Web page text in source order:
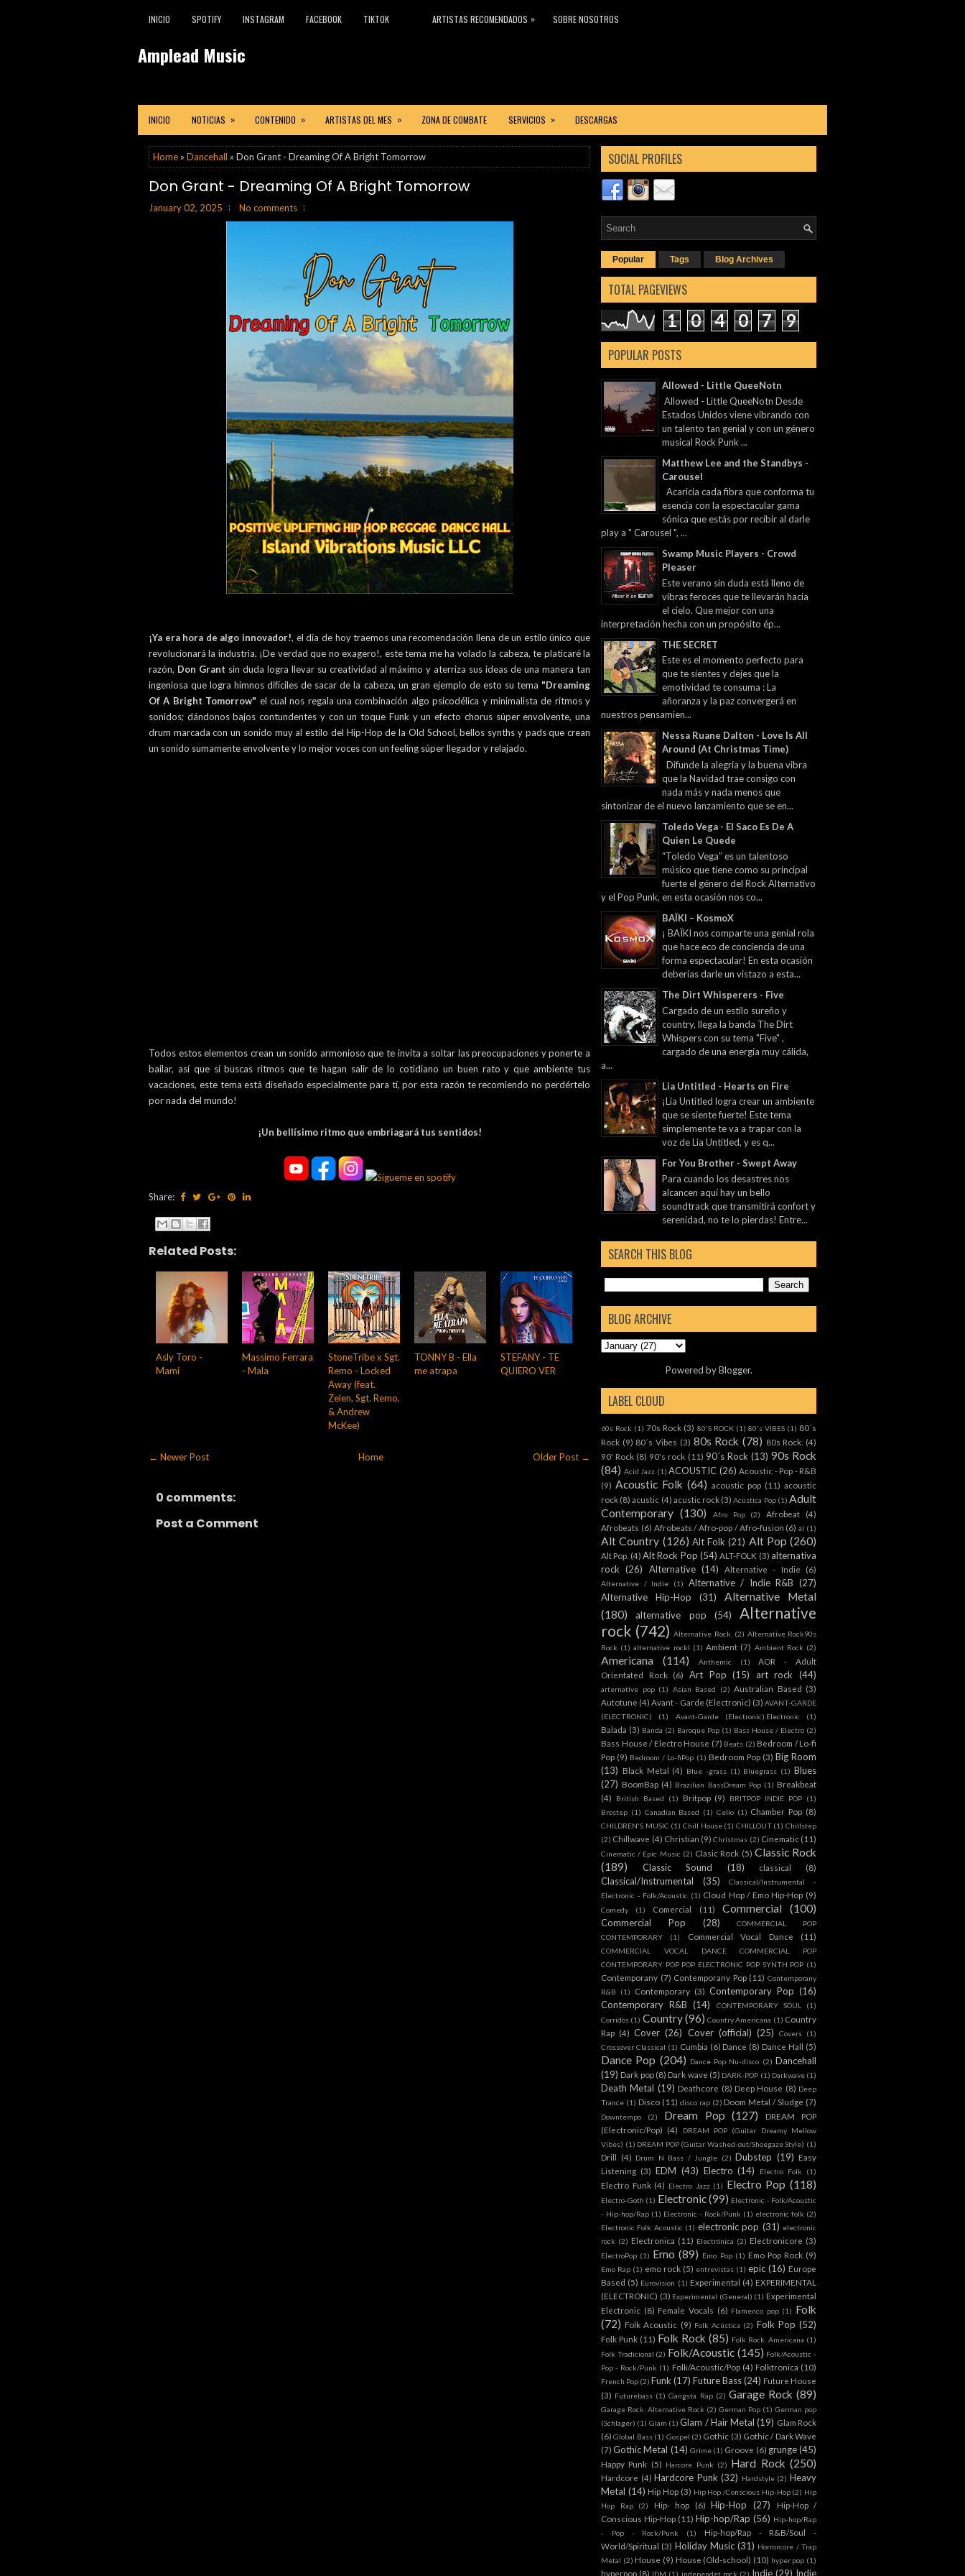
INICIO SPOTIFY INSTAGRAM FACEBOOK TIKTOK ARTISTAS RECOMENDADOS » SOBRE NOSOTROS
Amplead Music
INICIO NOTICIAS » CONTENIDO » ARTISTAS DEL MES » ZONA DE COMBATE SERVICIOS » DESCARGAS
Home » Dancehall » Don Grant - Dreaming Of A Bright Tomorrow
Don Grant - Dreaming Of A Bright Tomorrow
January 02, 2025 No comments
¡Ya era hora de algo innovador!, el día de hoy traemos una recomendación llena de un estilo único que
revolucionará la industria, ¡De verdad que no exagero!, este tema me ha volado la cabeza, te platicaré la
razón, Don Grant sin duda logra llevar su creatividad al máximo y aterriza sus ideas de una manera tan
ingeniosa que logra himnos difíciles de sacar de la cabeza, un gran ejemplo de esto su tema "Dreaming
Of A Bright Tomorrow" el cual nos regala una combinación algo psicodélica y minimalista de ritmos y
sonidos; dándonos bajos contundentes y con un toque Funk y un efecto chorus súper envolvente, una
drum marcada con un sonido muy al estilo del Hip-Hop de la Old School, bellos synths y pads que crean
un sonido sumamente envolvente y lo mejor voces con un feeling súper llegador y relajado.
Todos estos elementos crean un sonido armonioso que te invita a soltar las preocupaciones y ponerte a
bailar, así que sí buscas ritmos que te hagan salir de lo cotidiano un buen rato y que ambiente tus
vacaciones, este tema está diseñado especialmente para tí, por esta razón te recomiendo no perdértelo
por nada del mundo!
¡Un bellísimo ritmo que embriagará tus sentidos!
Share:
Related Posts:
Asly Toro -
Mami
Massimo Ferrara
- Mala
StoneTribe x Sgt.
Remo - Locked
Away (feat.
Zelen, Sgt. Remo,
& Andrew
McKee)
TONNY B - Ella
me atrapa
STEFANY - TE
QUIERO VER
← Newer Post Older Post →
Home
0 comments:
Post a Comment
SOCIAL PROFILES
Popular Tags Blog Archives
TOTAL PAGEVIEWS
1 0 4 0 7 9
POPULAR POSTS
Allowed - Little QueeNotn
Allowed - Little QueeNotn Desde
Estados Unidos viene vibrando con
un talento tan genial y con un género
musical Rock Punk ...
Matthew Lee and the Standbys -
Carousel
Acaricia cada fibra que conforma tu
esencia con la espectacular gama
sónica que estás por recibir al darle
play a " Carousel ", ...
Swamp Music Players - Crowd
Pleaser
Este verano sin duda está lleno de
vibras feroces que te llevarán hacia
el cielo. Que mejor con una
interpretación hecha con un propósito ép...
THE SECRET
Este es el momento perfecto para
que te sientes y dejes que la
emotividad te consuma : La
añoranza y la paz convergerá en
nuestros pensamien...
Nessa Ruane Dalton - Love Is All
Around (At Christmas Time)
Difunde la alegría y la buena vibra
que la Navidad trae consigo con
nada más y nada menos que
sintonizar de el nuevo lanzamiento que se en...
Toledo Vega - El Saco Es De A
Quien Le Quede
“Toledo Vega” es un talentoso
músico que tiene como su principal
fuerte el género del Rock Alternativo
y el Pop Punk, en esta ocasión nos co...
BAÏKI – KosmoX
¡ BAÏKI nos comparte una genial rola
que hace eco de conciencia de una
forma espectacular! En esta ocasión
deberías darle un vistazo a esta...
The Dirt Whisperers - Five
Cargado de un estilo sureño y
country, llega la banda The Dirt
Whispers con su tema "Five" ,
cargado de una energía muy cálida,
a...
Lia Untitled - Hearts on Fire
¡Lia Untitled logra crear un ambiente
que se siente fuerte! Este tema
simplemente te va a trapar con la
voz de Lia Untitled, y es q...
For You Brother - Swept Away
Para cuando los desastres nos
alcancen aquí hay un bello
soundtrack que transmitirá confort y
serenidad, no te lo pierdas! Entre...
SEARCH THIS BLOG
BLOG ARCHIVE
Powered byBlogger.
LABEL CLOUD
60s Rock (1) 70s Rock (3) 80'S ROCK (1) 80's VIBES (1) 80´s
Rock (9) 80´s Vibes (3) 80s Rock (78) 80s Rock. (4)
90' Rock (8) 90's rock (11) 90´s Rock (13) 90s Rock
(84) Acid Jazz (1) ACOUSTIC (26) Acoustic - Pop - R&B
(9) Acoustic Folk (64) acoustic pop (11) acoustic
rock (8) acustic (4) acustic rock (3) Acústica Pop (1) Adult
Contemporary (130) Afro Pop (2) Afrobeat
(4)
Afrobeats (6) Afrobeats / Afro-pop / Afro-fusion (6) al (1)
Alt Country (126) Alt Folk (21) Alt Pop (260)
Alt Pop. (4) Alt Rock Pop (54) ALT-FOLK (3) alternativa
rock (26) Alternative (14) Alternative - Indie (6)
Alternative / Indie (1) Alternative / Indie R&B (27)
Alternative Hip-Hop
(31)
Alternative Metal
(180)
alternative pop (54)
Alternative
rock (742) Alternative Rock. (2) Alternative Rock90s
Rock (1) alternative rockl (1) Ambient (7) Ambient Rock (2)
Americana (114) Anthemic (1)
AOR - Adult
Orientated Rock (6) Art Pop (15) art rock (44)
arternative pop (1) Asian Based (2) Australian Based (3)
Autotune (4) Avant - Garde (Electronic) (3) AVANT-GARDE
(ELECTRONIC)
(1) Avant-Garde (Electronic).Electronic (1)
Balada (3) Banda (2) Baroque Pop (1) Bass House / Electro (2)
Bass House / Electro House (7) Beats (2) Bedroom / Lo-fi
Pop (9) Bedroom / Lo-fiPop (1) Bedroom Pop (3) Big Room
(13) Black Metal (4) Blue -grass (1) Bluegrass (1) Blues
(27) BoomBap (4) Brazilian BassDream Pop (1) Breakbeat
(4)
British Based (1) Britpop (9) BRITPOP INDIE POP (1)
Brostep (1) Canadian Based (1) Cello (1) Chamber Pop (8)
CHILDREN'S MUSIC (1) Chill House (1) CHILLOUT (1) Chillstep
(2) Chillwave (4) Christian (9) Christmas (2) Cinematic (11)
Cinematic / Epic Music (2) Clasic Rock (5) Classic Rock
(189)
Classic Sound (18) classical (8)
Classical/Instrumental (35)
Classical/Instrumental -
Electronic - Folk/Acoustic (1) Cloud Hop / Emo Hip-Hop (9)
Comedy (1) Comercial (11) Commercial (100)
Commercial Pop (28)
COMMERCIAL POP
CONTEMPORARY
(1) Commercial Vocal Dance (11)
COMMERCIAL VOCAL DANCE COMMERCIAL POP
CONTEMPORARY POP POP ELECTRONIC POP SYNTH POP (1)
Contemporany (7) Contemporany Pop (11) Contemporany
R&B
(1) Contemporary (3) Contemporary Pop (16)
Contemporary R&B (14) CONTEMPORARY SOUL
(1)
Corridos (1) Country(96) Country Americana (1) Country
Rap (4) Cover (26) Cover (official) (25) Covers (1)
Crossover Classical (1) Cumbia (6) Dance (8) Dance Hall (5)
Dance Pop (204) Dance Pop Nu-disco (2) Dancehall
(19) Dark pop (8) Dark wave (5) DARK-POP (1) Darkwave (1)
Death Metal (19) Deathcore (8) Deep House (8) Deep
Trance (1) Disco (11) disco rap (2) Doom Metal / Sludge (7)
Downtempo (2) Dream Pop (127)
DREAM POP
(Electronic/Pop) (4)
DREAM POP (Guitar Dreamy Mellow
Vibes) (1) DREAM POP (Guitar Washed-out/Shoegaze Style) (1)
Drill (4) Drum N Bass / Jungle (2) Dubstep (19) Easy
Listening (3) EDM (43) Electro (14) Electro Folk (1)
Electro Funk (4) Electro Jazz (1) Electro Pop (118)
Electro-Goth (1) Electronic(99) Electronic - Folk/Acoustic
- Hip-hop/Rap (1) Electronic - Rock/Punk (1) electronic folk (2)
Electronic Folk Acoustic (1) electronic pop (31) electronic
rock (2) Electronica (11) Electrónica (2) Electronicore (3)
ElectroPop (1) Emo (89) Emo Pop (1) Emo Pop Rock (9)
Emo Rap (1) emo rock (5) entrevistas (1) epic (16) Europe
Based (5) Eurovision (1) Experimental (4) EXPERIMENTAL
(ELECTRONIC) (3) Experimental (General) (1) Experimental
Electronic (8) Female Vocals (6) Flamenco pop (1) Folk
(72) Folk Acoustic (9) Folk Acústica (2) Folk Pop (52)
Folk Punk (11) Folk Rock (85) Folk Rock. Americana (1)
Folk Tradicional (2) Folk/Acoustic (145) Folk/Acoustic -
Pop - Rock/Punk (1) Folk/Acoustic/Pop (4) Folktronica (10)
French Pop (2) Funk (17) Future Bass(24) Future House
(3) Futurebass (1) Gangsta Rap (2) Garage Rock (89)
Garage Rock. Alternative Rock (2) German Pop (1) German pop
(Schlager) (1) Glam (1) Glam / Hair Metal (19) Glam Rock
(6) Global Bass (1) Gospel (2) Gothic (3) Gothic / Dark Wave
(7) Gothic Metal (14) Grime (1) Groove (6) grunge (45)
Happy Punk (5) Harcore Punk (2) Hard Rock (250)
Hardcore (4) Hardcore Punk (32) Hardstyle (2) Heavy
Metal (14) Hip Hop (3) Hip Hop /Conscious Hip-Hop (2) Hip
Hop Rap
(2) Hip- hop (6) Hip-Hop (27)
Hip-Hop /
Conscious Hip-Hop (11) Hip-hop/Rap (56) Hip-hop/Rap
- Pop - Rock/Punk
(1)
Hip-hop/Rap - R&B/Soul -
World/Spiritual (3) Holiday Music (31) Horrorcore / Trap
Metal (2) House (9) House (Old-school) (10) hyper pop (1)
hyperpop (8) IDM (1) independet rock (2) Indie (29) Indie